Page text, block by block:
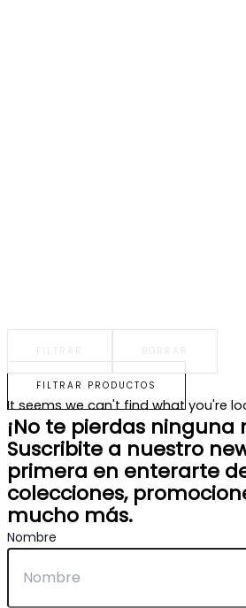
FILTRAR PRODUCTOS
It seems we can't find what you're
¡No te pierdas ninguna
Suscribite a nuestro
primera en enterarte
colecciones,
mucho más.
Nombre